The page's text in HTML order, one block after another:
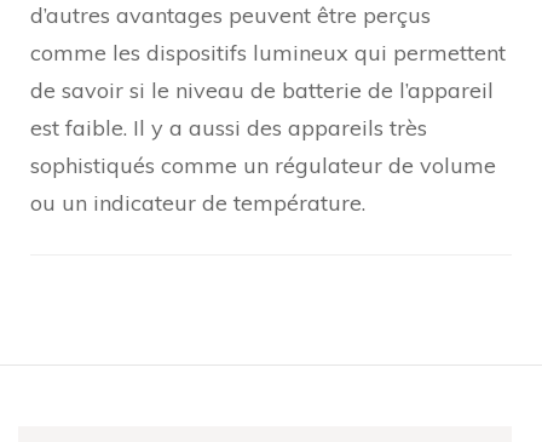
d’autres avantages peuvent être perçus
comme les dispositifs lumineux qui permettent
de savoir si le niveau de batterie de l’appareil
est faible. Il y a aussi des appareils très
sophistiqués comme un régulateur de volume
ou un indicateur de température.
d'article